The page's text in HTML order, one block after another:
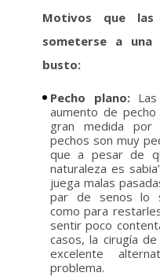
Motivos que las
someterse a
busto:
Pecho plano:Las
aumento de
gran medida por
pechos son muy
que a pesar de
naturaleza es
juega malas
par de senos lo
como para
sentir poco
casos, la cirugía
excelente
problema.